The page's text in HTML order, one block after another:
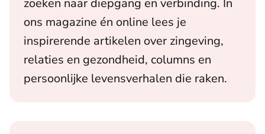
zoeken naar diepgang en verbinding. In
ons magazine én online lees je
inspirerende artikelen over zingeving,
relaties en gezondheid, columns en
persoonlijke levensverhalen die raken.